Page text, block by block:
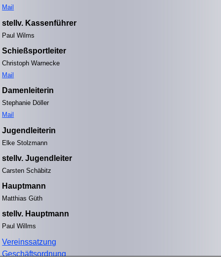
Mail
stellv. Kassenführer
Paul Wilms
Schießsportleiter
Christoph Warnecke
Mail
Damenleiterin
Stephanie Döller
Mail
Jugendleiterin
Elke Stolzmann
stellv. Jugendleiter
Carsten Schäbitz
Hauptmann
Matthias Güth
stellv. Hauptmann
Paul Willms
Vereinssatzung
Geschäftsordnung